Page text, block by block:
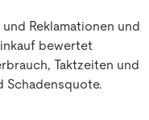
Reklamationen und
bewertet
Taktzeiten und
Schadensquote.